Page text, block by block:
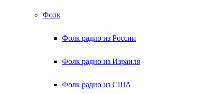
Фолк
Фолк радио из России
Фолк радио из Израиля
Фолк радио из США